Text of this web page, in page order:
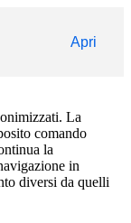
Apri
La
comando
la
in
diversi da quelli